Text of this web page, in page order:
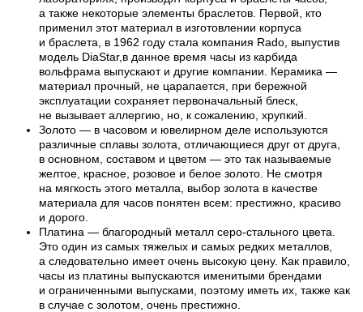
а также некоторые элементы браслетов. Первой, кто
применил этот материал в изготовлении корпуса
и браслета, в 1962 году стала компания Rado, выпустив
модель DiaStar,в данное время часы из карбида
вольфрама выпускают и другие компании. Керамика —
материал прочный, не царапается, при бережной
эксплуатации сохраняет первоначальный блеск,
не вызывает аллергию, но, к сожалению, хрупкий.
Золото — в часовом и ювелирном деле используются
различные сплавы золота, отличающиеся друг от друга,
в основном, составом и цветом — это так называемые
желтое, красное, розовое и белое золото. Не смотря
на мягкость этого металла, выбор золота в качестве
материала для часов понятен всем: престижно, красиво
и дорого.
Платина — благородный металл серо-стального цвета.
Это один из самых тяжелых и самых редких металлов,
а следовательно имеет очень высокую цену. Как правило,
часы из платины выпускаются именитыми брендами
и ограниченными выпусками, поэтому иметь их, также как
в случае с золотом, очень престижно.